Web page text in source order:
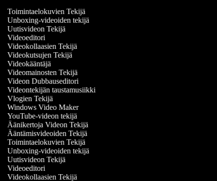
Toimintaelokuvien Tekijä
Unboxing-videoiden tekijä
Uutisvideon Tekijä
Videoeditori
Videokollaasien Tekijä
Videokutsujen Tekijä
Videokääntäjä
Videomainosten Tekijä
Videon Dubbauseditori
Videontekijän taustamusiikki
Vlogien Tekijä
Windows Video Maker
YouTube-videon tekijä
Äänikertoja Videon Tekijä
Ääntämisvideoiden Tekijä
Toimintaelokuvien Tekijä
Unboxing-videoiden tekijä
Uutisvideon Tekijä
Videoeditori
Videokollaasien Tekijä